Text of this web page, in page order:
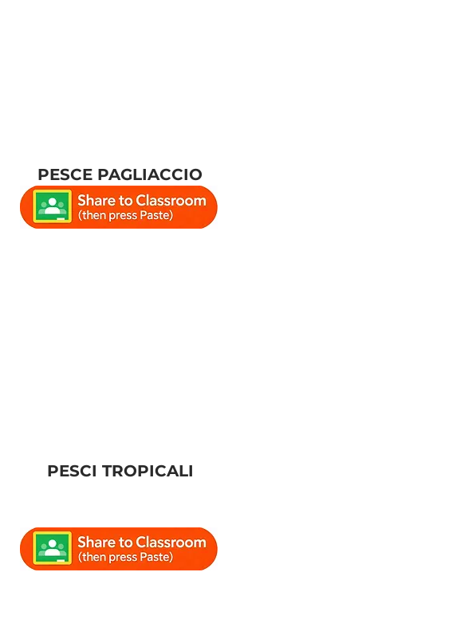
PESCE PAGLIACCIO
PESCI TROPICALI